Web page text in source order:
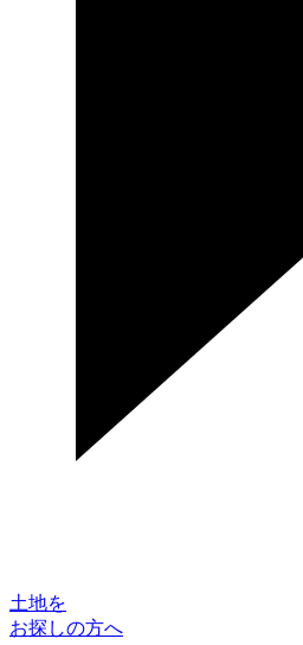
土地を
お探しの方へ